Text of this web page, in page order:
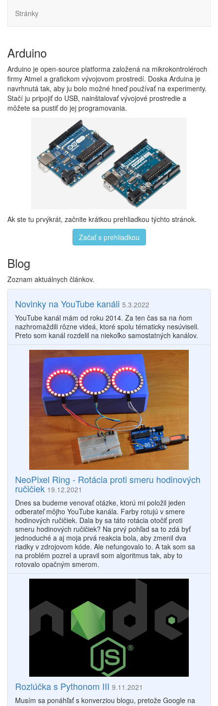
Stránky
Arduino
Arduino je open-source platforma založená na mikrokontroléroch
firmy Atmel a grafickom vývojovom prostredí. Doska Arduina je
navrhnutá tak, aby ju bolo možné hneď používať na experimenty.
Stačí ju pripojiť do USB, nainštalovať vývojové prostredie a
môžete sa pustiť do jej programovania.
Ak ste tu prvýkrát, začnite krátkou prehliadkou týchto stránok.
Začať s prehliadkou
Blog
Zoznam aktuálnych článkov.
Novinky na YouTube kanáli 5.3.2022
YouTube kanál mám od roku 2014. Za ten čas sa na ňom
nazhromaždili rôzne videá, ktoré spolu tématicky nesúviseli.
Preto som kanál rozdelil na niekoľko samostatných kanálov.
NeoPixel Ring - Rotácia proti smeru hodinových
ručičiek 19.12.2021
Dnes sa budeme venovať otázke, ktorú mi položil jeden
odberateľ môjho YouTube kanála. Farby rotujú v smere
hodinových ručičiek. Dala by sa táto rotácia otočiť proti
smeru hodinových ručičiek? Na prvý pohľad sa to zdá byť
jednoduché a aj moja prvá reakcia bola, aby zmenil dva
riadky v zdrojovom kóde. Ale nefungovalo to. A tak som sa
na problém pozrel a upravil som algoritmus tak, aby to
rotovalo opačným smerom.
Rozlúčka s Pythonom III 9.11.2021
Musím sa ponáhľať s konverziou blogu, pretože Google na